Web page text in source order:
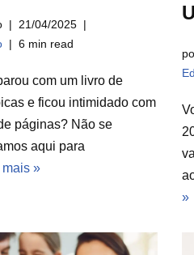
21/04/2025
6 min read
com um livro de
e ficou intimidado com
páginas? Não se
aqui para
mais »
»